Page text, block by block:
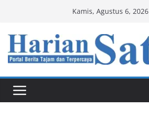
content
Kamis, Agustus 6, 2026